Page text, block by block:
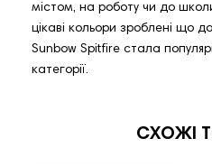
містом, на роботу чи до
цікаві кольори зроблені що
Sunbow Spitfire стала
категорії.
СХОЖІ